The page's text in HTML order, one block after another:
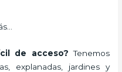
de acceso? Tenemos
explanadas, jardines y